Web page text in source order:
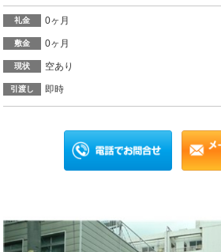
礼金 0ヶ月
敷金 0ヶ月
現状 空あり
引渡し 即時